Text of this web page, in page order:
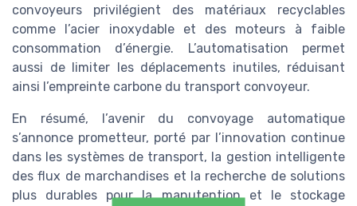
convoyeurs privilégient des matériaux recyclables
comme l’acier inoxydable et des moteurs à faible
consommation d’énergie. L’automatisation permet
aussi de limiter les déplacements inutiles, réduisant
ainsi l’empreinte carbone du transport convoyeur.
En résumé, l’avenir du convoyage automatique
s’annonce prometteur, porté par l’innovation continue
dans les systèmes de transport, la gestion intelligente
des flux de marchandises et la recherche de solutions
plus durables pour la manutention et le stockage